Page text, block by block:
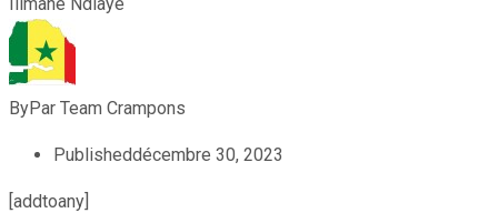
ByPar Team Crampons
Publisheddécembre 30, 2023
[addtoany]